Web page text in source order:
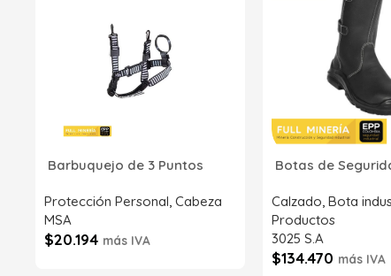
Barbuquejo de 3 Puntos
Protección Personal, Cabeza
MSA
$20.194 más IVA
Botas de
Calzado, Bota
Productos
3025 S.A
$134.470 más IVA